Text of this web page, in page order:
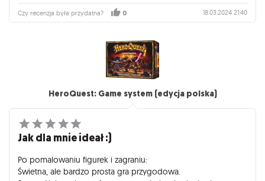
3. Stół jest podzielony na ziemię oraz kosmos. Zagrywane
jednostki są przydzielane do jednej z tych stref. Jeśli więc nasz
możemy zagrywać statki by go bezpośrednio atakować z
Czy recenzja była przydatna? 0 18.03.2024 21:40
HeroQuest: Game system (edycja polska)
Jak dla mnie ideał :)
Po pomalowaniu figurek i zagraniu:
Świetna, ale bardzo prosta gra przygodowa.